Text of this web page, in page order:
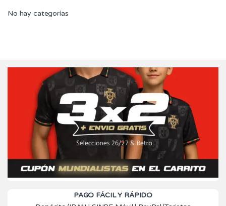
No hay categorías
PAGO FÁCIL Y RÁPIDO